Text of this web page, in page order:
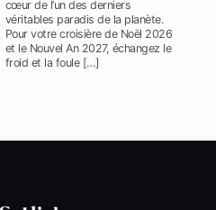
cœur de l’un des derniers
véritables paradis de la planète.
Pour votre croisière de Noël 2026
et le Nouvel An 2027, échangez le
froid et la foule […]